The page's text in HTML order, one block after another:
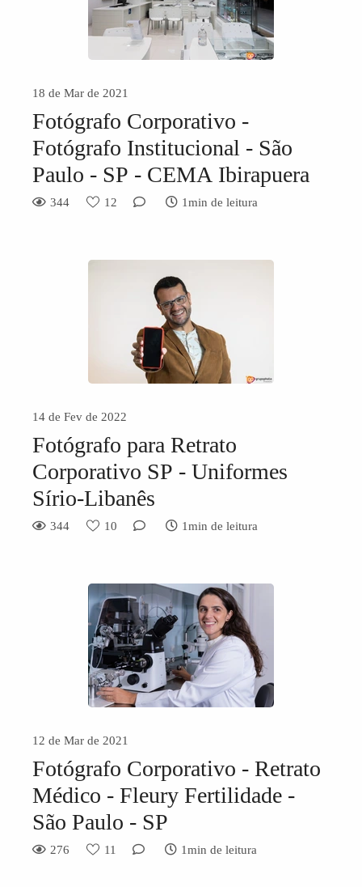
18 de Mar de 2021
Fotógrafo Corporativo -
Fotógrafo Institucional - São
Paulo - SP - CEMA Ibirapuera
344 12 1min de leitura
14 de Fev de 2022
Fotógrafo para Retrato
Corporativo SP - Uniformes
Sírio-Libanês
344 10 1min de leitura
12 de Mar de 2021
Fotógrafo Corporativo - Retrato
Médico - Fleury Fertilidade -
São Paulo - SP
276 11 1min de leitura